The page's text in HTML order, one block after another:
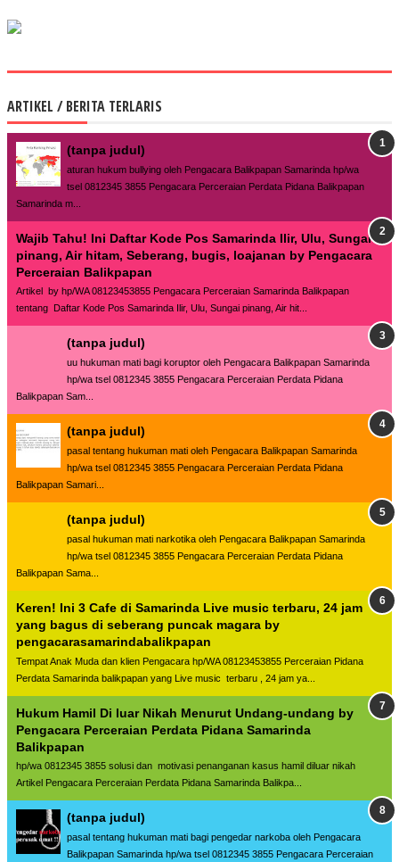
ARTIKEL / BERITA TERLARIS
(tanpa judul)
aturan hukum bullying oleh Pengacara Balikpapan Samarinda hp/wa
tsel 0812345 3855 Pengacara Perceraian Perdata Pidana Balikpapan
Samarinda m...
Wajib Tahu! Ini Daftar Kode Pos Samarinda Ilir, Ulu, Sungai
pinang, Air hitam, Seberang, bugis, loajanan by Pengacara
Perceraian Balikpapan
Artikel by hp/WA 08123453855 Pengacara Perceraian Samarinda Balikpapan
tentang Daftar Kode Pos Samarinda Ilir, Ulu, Sungai pinang, Air hit...
(tanpa judul)
uu hukuman mati bagi koruptor oleh Pengacara Balikpapan Samarinda
hp/wa tsel 0812345 3855 Pengacara Perceraian Perdata Pidana
Balikpapan Sam...
(tanpa judul)
pasal tentang hukuman mati oleh Pengacara Balikpapan Samarinda
hp/wa tsel 0812345 3855 Pengacara Perceraian Perdata Pidana
Balikpapan Samari...
(tanpa judul)
pasal hukuman mati narkotika oleh Pengacara Balikpapan Samarinda
hp/wa tsel 0812345 3855 Pengacara Perceraian Perdata Pidana
Balikpapan Sama...
Keren! Ini 3 Cafe di Samarinda Live music terbaru, 24 jam
yang bagus di seberang puncak magara by
pengacarasamarindabalikpapan
Tempat Anak Muda dan klien Pengacara hp/WA 08123453855 Perceraian Pidana
Perdata Samarinda balikpapan yang Live music terbaru , 24 jam ya...
Hukum Hamil Di luar Nikah Menurut Undang-undang by
Pengacara Perceraian Perdata Pidana Samarinda
Balikpapan
hp/wa 0812345 3855 solusi dan motivasi penanganan kasus hamil diluar nikah
Artikel Pengacara Perceraian Perdata Pidana Samarinda Balikpa...
(tanpa judul)
pasal tentang hukuman mati bagi pengedar narkoba oleh Pengacara
Balikpapan Samarinda hp/wa tsel 0812345 3855 Pengacara Perceraian